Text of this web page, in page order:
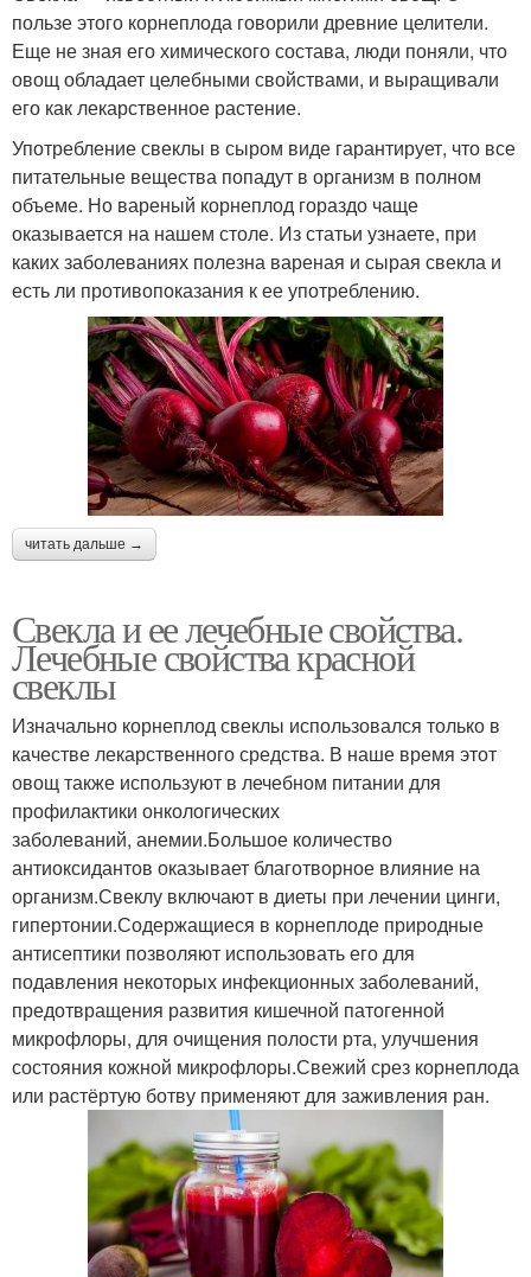
пользе этого корнеплода говорили древние целители.
Еще не зная его химического состава, люди поняли, что
овощ обладает целебными свойствами, и выращивали
его как лекарственное растение.
Употребление свеклы в сыром виде гарантирует, что все
питательные вещества попадут в организм в полном
объеме. Но вареный корнеплод гораздо чаще
оказывается на нашем столе. Из статьи узнаете, при
каких заболеваниях полезна вареная и сырая свекла и
есть ли противопоказания к ее употреблению.
читать дальше →
Свекла и ее лечебные свойства.
Лечебные свойства красной
свеклы
Изначально корнеплод свеклы использовался только в
качестве лекарственного средства. В наше время этот
овощ также используют в лечебном питании для
профилактики онкологических
заболеваний, анемии.Большое количество
антиоксидантов оказывает благотворное влияние на
организм.Свеклу включают в диеты при лечении цинги,
гипертонии.Содержащиеся в корнеплоде природные
антисептики позволяют использовать его для
подавления некоторых инфекционных заболеваний,
предотвращения развития кишечной патогенной
микрофлоры, для очищения полости рта, улучшения
состояния кожной микрофлоры.Свежий срез корнеплода
или растёртую ботву применяют для заживления ран.